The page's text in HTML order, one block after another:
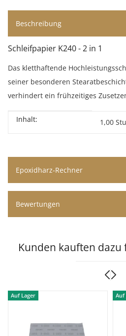
Beschreibung
Schleifpapier K240 - 2 in 1
Das kletthaftende
seiner besonderen
verhindert ein frühzeitiges
Produkteigenschaft
Wert
Inhalt: 1,00
Epoxidharz-Rechner
Bewertungen
Kunden kauften dazu
Auf Lager Auf